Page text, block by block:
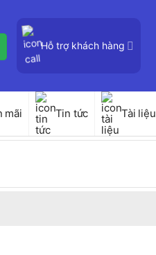
Hỗ trợ khách hàng
mãi Tin tức Tài liệu